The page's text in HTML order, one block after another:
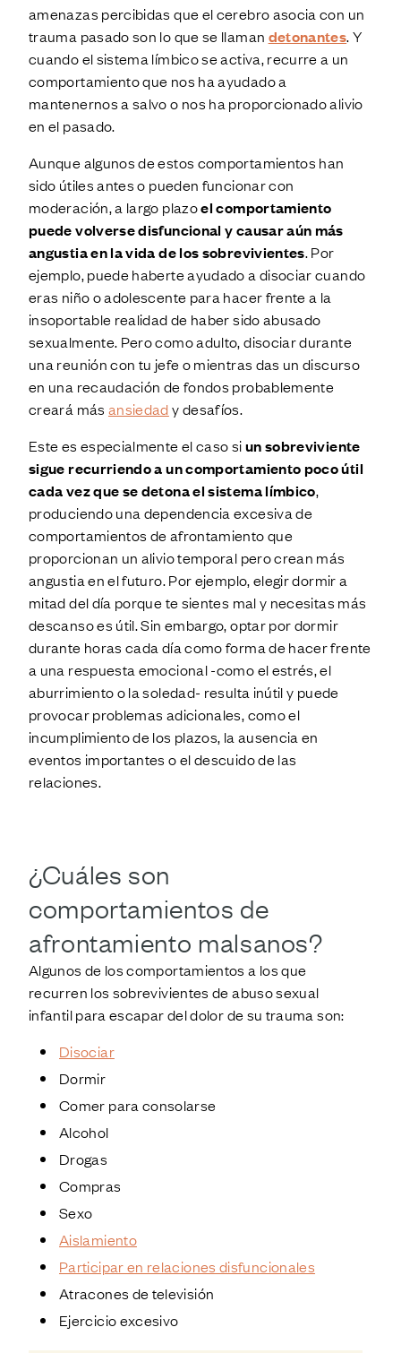
amenazas percibidas que el cerebro asocia con un
trauma pasado son lo que se llaman detonantes. Y
cuando el sistema límbico se activa, recurre a un
comportamiento que nos ha ayudado a
mantenernos a salvo o nos ha proporcionado alivio
en el pasado.
Aunque algunos de estos comportamientos han
sido útiles antes o pueden funcionar con
moderación, a largo plazoel comportamiento
puede volverse disfuncional y causar aún más
angustia en la vida de los sobrevivientes. Por
ejemplo, puede haberte ayudado a disociar cuando
eras niño o adolescente para hacer frente a la
insoportable realidad de haber sido abusado
sexualmente. Pero como adulto, disociar durante
una reunión con tu jefe o mientras das un discurso
en una recaudación de fondos probablemente
creará más ansiedady desafíos.
Este es especialmente el caso siun sobreviviente
sigue recurriendo a un comportamiento poco útil
cada vez que se detona el sistema límbico,
produciendo una dependencia excesiva de
comportamientos de afrontamiento que
proporcionan un alivio temporal pero crean más
angustia en el futuro. Por ejemplo, elegir dormir a
mitad del día porque te sientes mal y necesitas más
descanso es útil. Sin embargo, optar por dormir
durante horas cada día como forma de hacer frente
a una respuesta emocional -como el estrés, el
aburrimiento o la soledad- resulta inútil y puede
provocar problemas adicionales, como el
incumplimiento de los plazos, la ausencia en
eventos importantes o el descuido de las
relaciones.
¿Cuáles son
comportamientos de
afrontamiento malsanos?
Algunos de los comportamientos a los que
recurren los sobrevivientes de abuso sexual
infantil para escapar del dolor de su trauma son:
Disociar
Dormir
Comer para consolarse
Alcohol
Drogas
Compras
Sexo
Aislamiento
Participar en relaciones disfuncionales
Atracones de televisión
Ejercicio excesivo